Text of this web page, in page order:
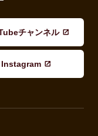
チャンネル
Instagram